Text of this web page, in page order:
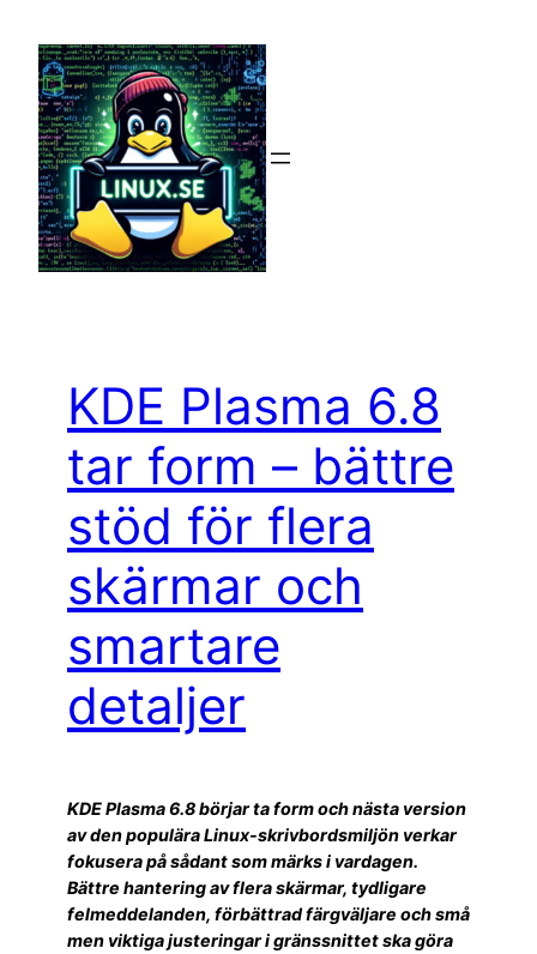
innehåll
KDE Plasma 6.8
tar form – bättre
stöd för flera
skärmar och
smartare
detaljer
KDE Plasma 6.8 börjar ta form och nästa version
av den populära Linux-skrivbordsmiljön verkar
fokusera på sådant som märks i vardagen.
Bättre hantering av flera skärmar, tydligare
felmeddelanden, förbättrad färgväljare och små
men viktiga justeringar i gränssnittet ska göra